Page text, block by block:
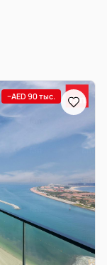
−AED 90 тыс.